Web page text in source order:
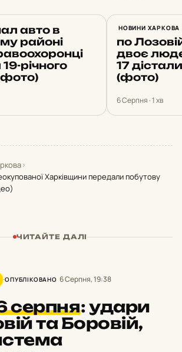
авто в
районі
річного
НОВИНИ ХАРКОВА
Росіяни
по
двоє
17
(фото)
6 Серпня · 1 хв
›
Харківщини передали побутову
ЧИТАЙТЕ ДАЛІ
ОПУБЛІКОВАНО 6 Серпня, 19:38
серпня:удари
та Боровій,